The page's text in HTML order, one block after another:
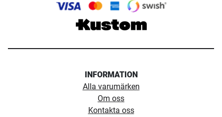
INFORMATION
Alla varumärken
Om oss
Kontakta oss